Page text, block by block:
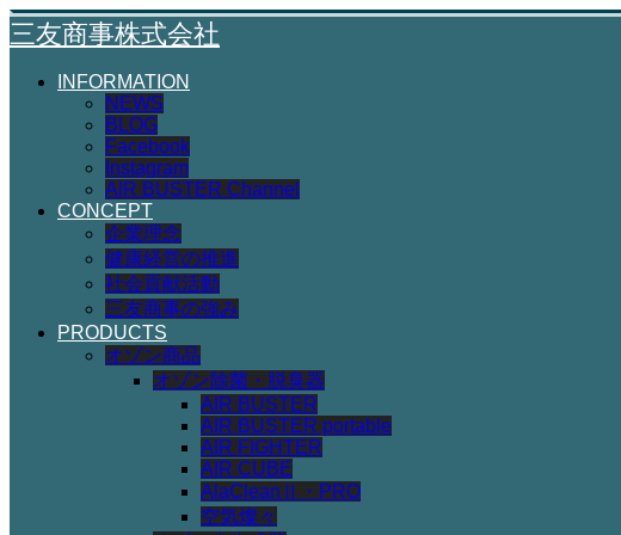
三友商事株式会社
INFORMATION
NEWS
BLOG
Facebook
Instagram
AIR BUSTER Channel
CONCEPT
企業理念
健康経営の推進
社会貢献活動
三友商事の強み
PRODUCTS
オゾン商品
オゾン除菌・脱臭器
AIR BUSTER
AIR BUSTER portable
AIR FIGHTER
AIR CUBE
AlaCleanⅡ・PRO
空気燦々